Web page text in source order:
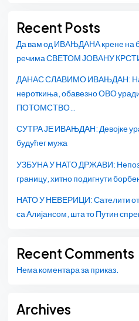
Recent Posts
Да вам од ИВАЊДАНА крене на
речима СВЕТОМ ЈОВАНУ
ДАНАС СЛАВИМО ИВАЊДАН: На
нероткиња, обавезно ОВО
ПОТОМСТВО…
СУТРА ЈЕ ИВАЊДАН: Девојке
будућег мужа
УЗБУНА У НАТО ДРЖАВИ:
границу, хитно подигнути
НАТО У НЕВЕРИЦИ: Сателити
са Алијансом, шта то Путин
Recent Comments
Нема коментара за приказ.
Archives